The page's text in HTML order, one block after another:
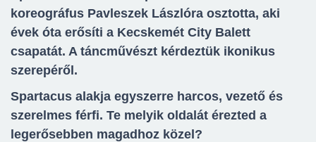
koreográfus Pavleszek Lászlóra osztotta, aki
évek óta erősíti a Kecskemét City Balett
csapatát. A táncművészt kérdeztük ikonikus
szerepéről.
Spartacus alakja egyszerre harcos, vezető és
szerelmes férfi. Te melyik oldalát érezted a
legerősebben magadhoz közel?